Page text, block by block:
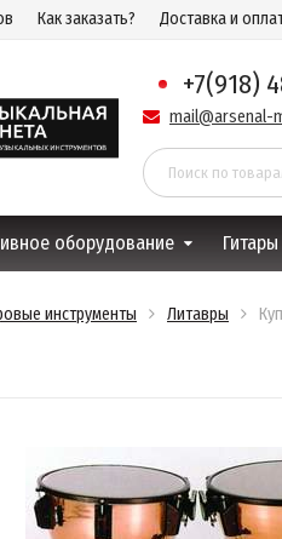
Как заказать? Доставка и
+7(918)
mail@arsenal-
оборудование Гитары
инструменты Литавры